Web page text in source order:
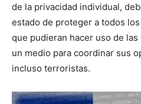
de la privacidad individual,
estado de proteger a todos
que pudieran hacer uso de
un medio para coordinar sus
incluso terroristas.